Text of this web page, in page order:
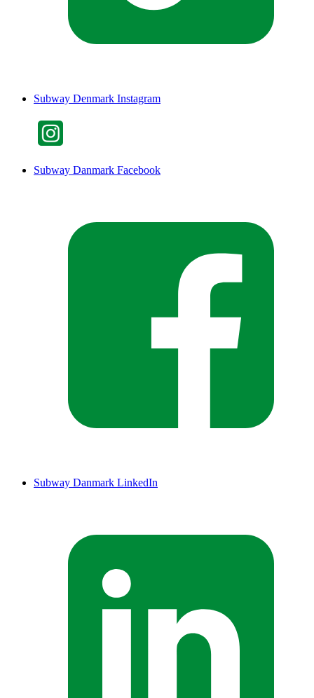
Subway Denmark Instagram
Subway Danmark Facebook
Subway Danmark LinkedIn